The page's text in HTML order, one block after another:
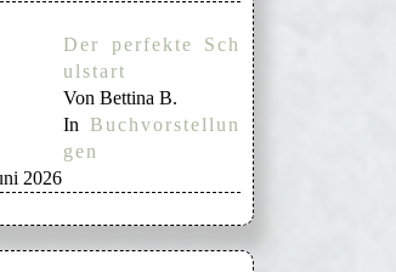
Der perfekte Sch
ulstart
Von Bettina B.
In Buchvorstellun
gen
2026